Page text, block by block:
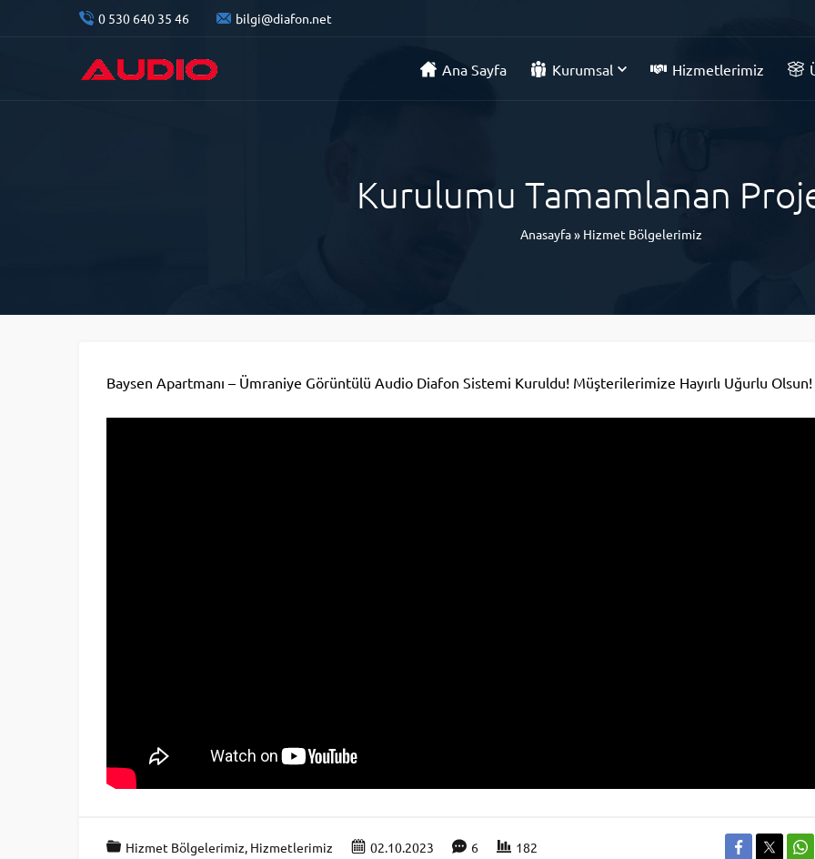
0 530 640 35 46 bilgi@diafon.net
Ana Sayfa Kurumsal Hizmetlerimiz
Kurulumu Tamamlanan
Anasayfa» Hizmet Bölgelerimiz
Baysen Apartmanı – Ümraniye Görüntülü Audio Diafon Sistemi Kuruldu! Müşterilerimize Hayırlı Uğurlu Olsun!
Hizmet Bölgelerimiz Hizmetlerimiz 02.10.2023 6 182